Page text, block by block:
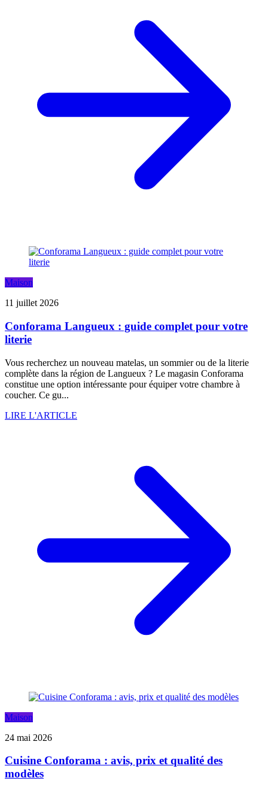
Maison
11 juillet 2026
Conforama Langueux : guide complet pour votre
literie
Vous recherchez un nouveau matelas, un sommier ou de la literie
complète dans la région de Langueux ? Le magasin Conforama
constitue une option intéressante pour équiper votre chambre à
coucher. Ce gu...
LIRE L'ARTICLE
Maison
24 mai 2026
Cuisine Conforama : avis, prix et qualité des
modèles